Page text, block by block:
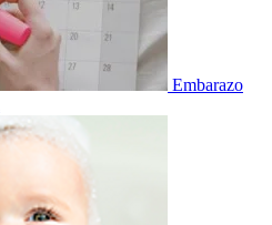
Embarazo